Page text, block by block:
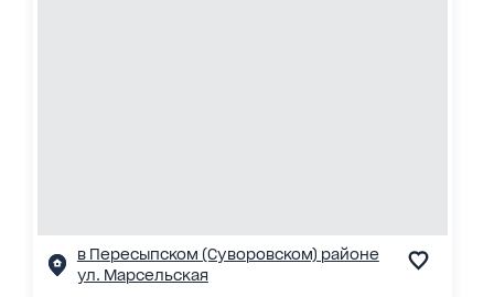
в Пересыпском (Суворовском) районе
ул. Марсельская